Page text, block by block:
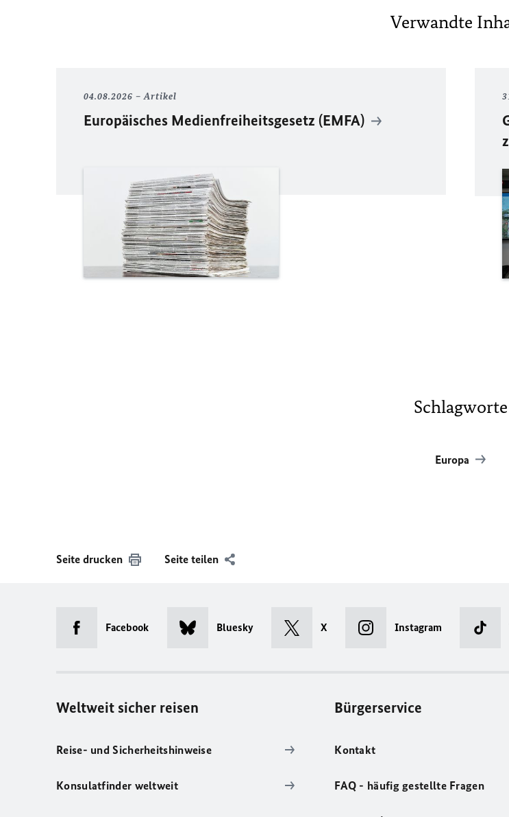
Verwandte
04.08.2026 Artikel
Europäisches Medienfreiheitsgesetz (EMFA)
Schlagworte
Europa
Seite drucken Seite teilen
Facebook Bluesky X Instagram
Weltweit sicher reisen
Reise- und Sicherheitshinweise
Konsulatfinder weltweit
Bürgerservice
Kontakt
FAQ - häufig gestellte Fragen